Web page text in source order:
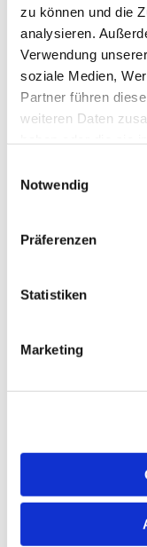
zu können und die
analysieren.
Verwendung
soziale Medien,
Partner führen
weiteren Daten
Notwendig
Präferenzen
Statistiken
Marketing
Dies